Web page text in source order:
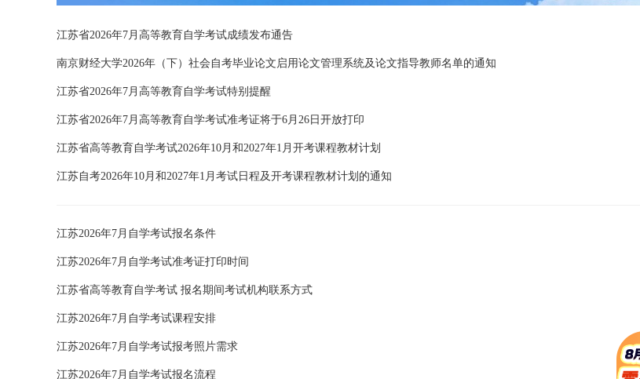
江苏省2026年7月高等教育自学考试成绩发布通告
南京财经大学2026年（下）社会自考毕业论文启用论文管理系统及论文指导教师名单的通知
江苏省2026年7月高等教育自学考试特别提醒
江苏省2026年7月高等教育自学考试准考证将于6月26日开放打印
江苏省高等教育自学考试2026年10月和2027年1月开考课程教材计划
江苏自考2026年10月和2027年1月考试日程及开考课程教材计划的通知
江苏2026年7月自学考试报名条件
江苏2026年7月自学考试准考证打印时间
江苏省高等教育自学考试 报名期间考试机构联系方式
江苏2026年7月自学考试课程安排
江苏2026年7月自学考试报考照片需求
江苏2026年7月自学考试报名流程